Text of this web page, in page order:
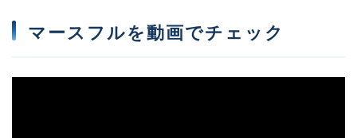
マースフルを動画でチェック